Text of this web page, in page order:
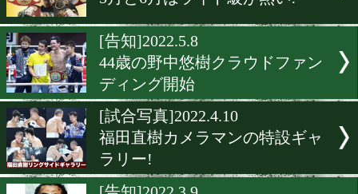
[ネット・TV欄]2022.6.18
DANGAN251ライブ配信が
[井上戦特集]2022.6.4
YouTubeで井上・ディパエ
を配信!